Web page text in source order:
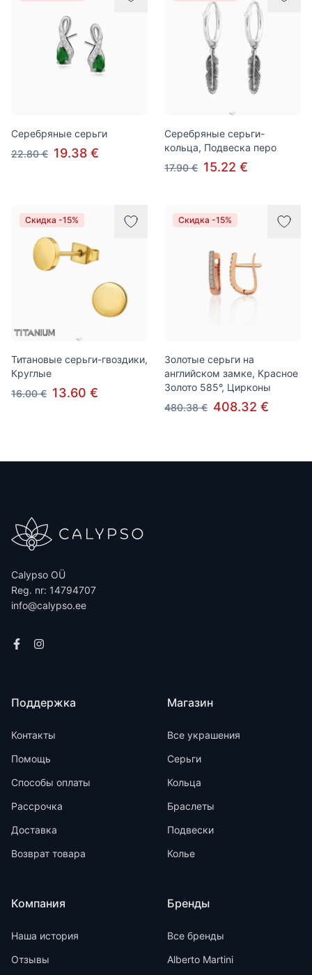
Серебряные серьги
22.80 € 19.38 €
Серебряные серьги-
кольца, Подвеска перо
17.90 € 15.22 €
Скидка -15%
Титановые серьги-гвоздики,
Круглые
16.00 € 13.60 €
Скидка -15%
Золотые серьги на
английском замке, Красное
Золото 585°, Цирконы
480.38 € 408.32 €
Calypso OÜ
Reg. nr: 14794707
info@calypso.ee
Поддержка
Контакты
Помощь
Способы оплаты
Рассрочка
Доставка
Возврат товара
Компания
Наша история
Отзывы
Магазин
Все украшения
Серьги
Кольца
Браслеты
Подвески
Колье
Бренды
Все бренды
Alberto Martini